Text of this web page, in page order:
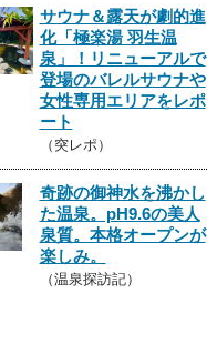
サウナ＆露天が劇的進
化「極楽湯 羽生温
泉」！リニューアルで
登場のバレルサウナや
女性専用エリアをレポ
ート
（突レポ）
奇跡の御神水を沸かし
た温泉。pH9.6の美人
泉質。本格オープンが
楽しみ。
（温泉探訪記）